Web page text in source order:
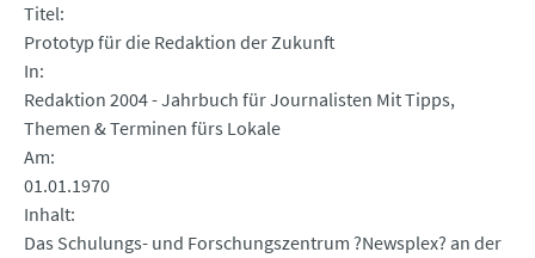
Titel
Prototyp für die Redaktion der Zukunft
In
Redaktion 2004 - Jahrbuch für Journalisten Mit Tipps,
Themen & Terminen fürs Lokale
Am
01.01.1970
Inhalt
Das Schulungs- und Forschungszentrum ?Newsplex? an der